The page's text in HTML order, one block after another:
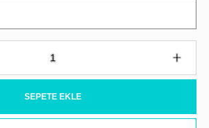
SEPETE EKLE